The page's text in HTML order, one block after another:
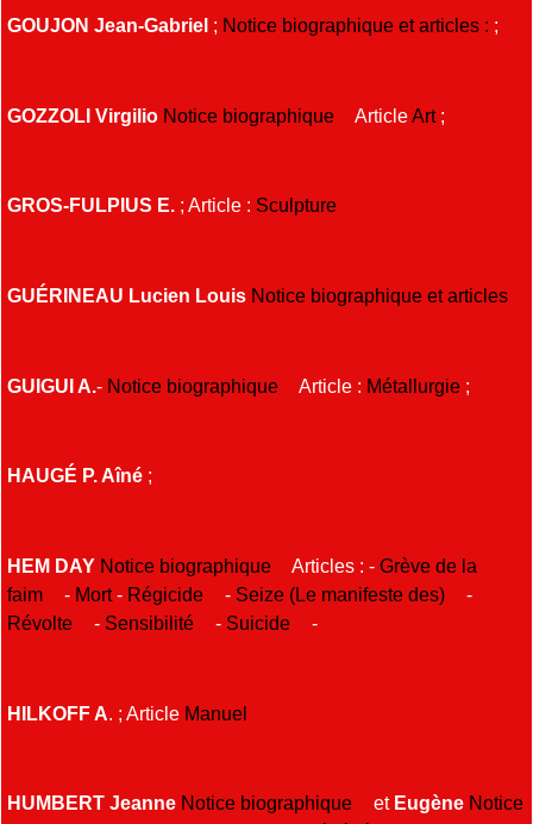
GOUJON Jean-Gabriel ; Notice biographique et articles : ;
GOZZOLI Virgilio Notice biographique ArticleArt;
GROS-FULPIUS E. ; Article : Sculpture
GUÉRINEAU Lucien Louis Notice biographique et articles
GUIGUI A.- Notice biographique Article : Métallurgie ;
HAUGÉ P. Aîné ;
HEM DAY Notice biographique Articles : - Grève de la
faim
- Mort- Régicide - Seize (Le manifeste des)
-
Révolte
- Sensibilité - Suicide -
HILKOFF A . ; Article Manuel
HUMBERT Jeanne Notice biographique et Eugène Notice